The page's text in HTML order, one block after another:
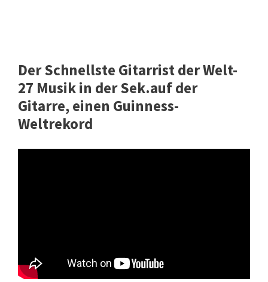
Der Schnellste Gitarrist der Welt-
27 Musik in der Sek.auf der
Gitarre, einen Guinness-
Weltrekord